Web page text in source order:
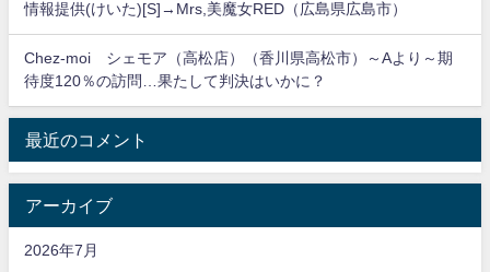
情報提供(けいた)[S]→Mrs,美魔女RED（広島県広島市）
Chez-moi シェモア（高松店）（香川県高松市）～Aより～期
待度120％の訪問…果たして判決はいかに？
最近のコメント
アーカイブ
2026年7月